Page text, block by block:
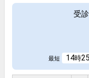
受
最短 14時25